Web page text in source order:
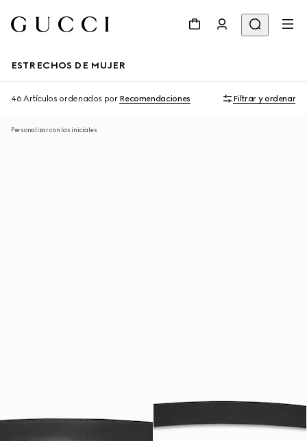
ESTRECHOS DE MUJER
46 Artículos ordenados por Recomendaciones Filtrar y ordenar
Personalizar con las iniciales